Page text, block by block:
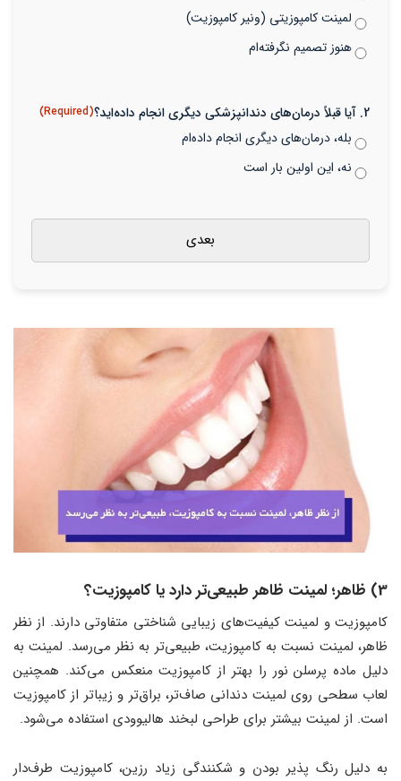
لمینت کامپوزیتی (ونیر کامپوزیت)
هنوز تصمیم نگرفته‌ام
2. آیا قبلاً درمان‌های دندانپزشکی دیگری انجام داده‌اید؟ (Required)
بله، درمان‌های دیگری انجام داده‌ام
نه، این اولین بار است
3) ظاهر؛ لمینت ظاهر طبیعی‌تر دارد یا کامپوزیت؟
کامپوزیت و لمینت‌ کیفیت‌های زیبایی شناختی متفاوتی دارند. از نظر
ظاهر، لمینت نسبت به کامپوزیت، طبیعی‌تر به نظر می‌رسد. لمینت به
دلیل ماده پرسلن نور را بهتر از کامپوزیت منعکس می‌کند. همچنین
لعاب سطحی روی لمینت‌ دندانی صاف‌تر، براق‌تر و زیباتر از کامپوزیت
است. از لمینت بیشتر برای طراحی لبخند هالیوودی استفاده می‌شود.
به دلیل رنگ پذیر بودن و شکنندگی زیاد رزین، کامپوزیت طرف‌دار